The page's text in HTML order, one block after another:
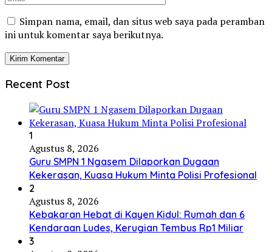
Simpan nama, email, dan situs web saya pada peramban
ini untuk komentar saya berikutnya.
Recent Post
1
Agustus 8, 2026
Guru SMPN 1 Ngasem Dilaporkan Dugaan
Kekerasan, Kuasa Hukum Minta Polisi Profesional
2
Agustus 8, 2026
Kebakaran Hebat di Kayen Kidul: Rumah dan 6
Kendaraan Ludes, Kerugian Tembus Rp1 Miliar
3